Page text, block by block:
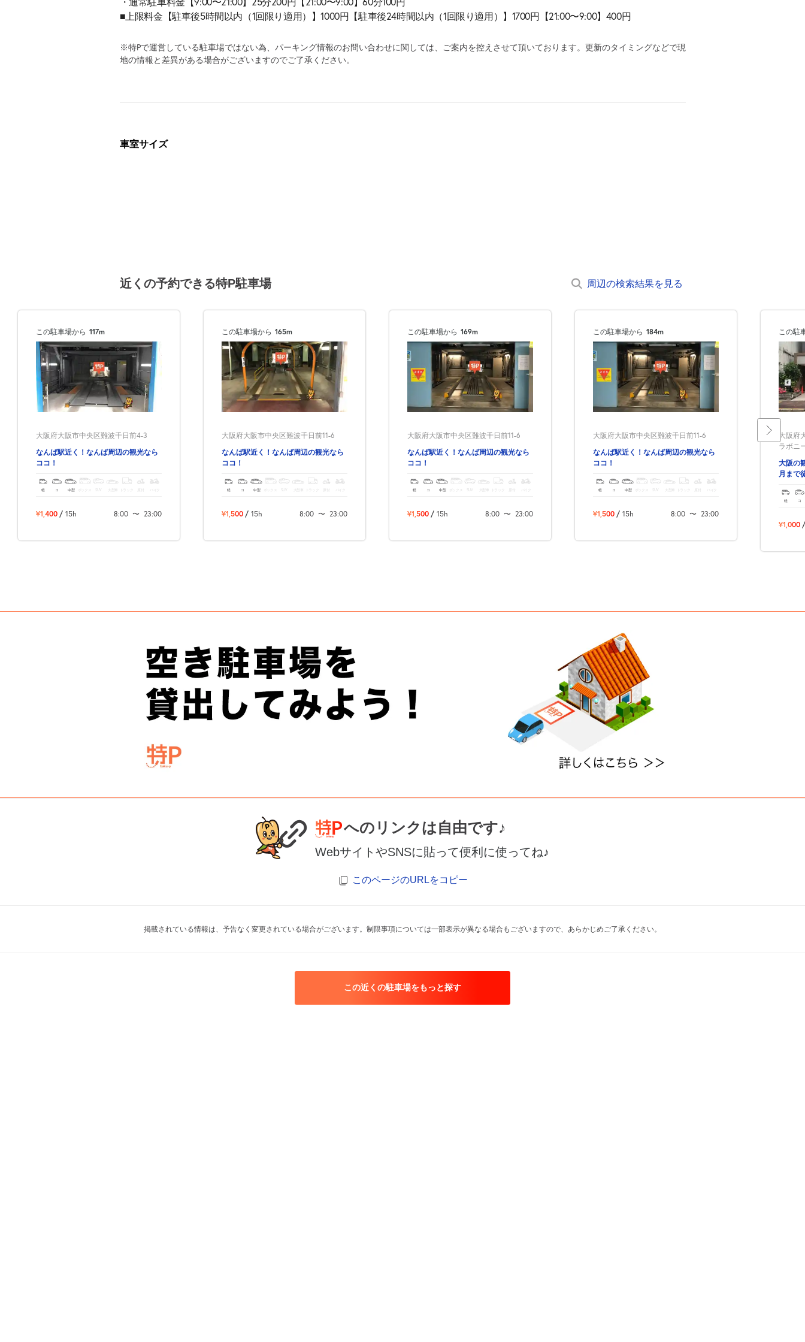
■上限料金【駐車後5時間以内（1回限り適用）】1000円【駐車後24時間以内（1回限り適用）】1700円【21:00〜9:00】400円
※特Pで運営している駐車場ではない為、パーキング情報のお問い合わせに関しては、ご案内を控えさせて頂いております。更新のタイミングなどで現
地の情報と差異がある場合がございますのでご了承ください。
車室サイズ
近くの予約できる特P駐車場 周辺の検索結果を見る
この駐車場から 117m
大阪府大阪市中央区難波千日前4-3
なんば駅近く！なんば周辺の観光なら
ココ！
軽 コ 中型 ボックス SUV 大型車 トラック バイク
¥1,400 / 15h 8:00 〜 23:00
この駐車場から 165m
大阪府大阪市中央区難波千日前11-6
なんば駅近く！なんば周辺の観光なら
ココ！
軽 コ 中型 ボックス SUV 大型車 トラック バイク
¥1,500 / 15h 8:00 〜 23:00
この駐車場から 169m
大阪府大阪市中央区難波千日前11-6
なんば駅近く！なんば周辺の観光なら
ココ！
軽 コ 中型 ボックス SUV 大型車 トラック バイク
¥1,500 / 15h 8:00 〜 23:00
この駐車場から 184m
大阪府大阪市中央区難波千日前11-6
なんば駅近く！なんば周辺の観光なら
ココ！
軽 コ 中型 ボックス SUV 大型車 トラック バイク
¥1,500 / 15h 8:00 〜 23:00
この駐
大阪府
ラボニ
大阪の
月まで
軽 コ
¥1,000 /
へのリンクは自由です♪
WebサイトやSNSに貼って便利に使ってね♪
このページのURLをコピー
掲載されている情報は、予告なく変更されている場合がございます。制限事項については一部表示が異なる場合もございますので、あらかじめご了承ください。
この近くの駐車場をもっと探す